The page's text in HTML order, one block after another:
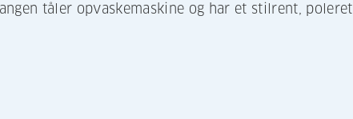
tåler opvaskemaskine og har et stilrent, poleret